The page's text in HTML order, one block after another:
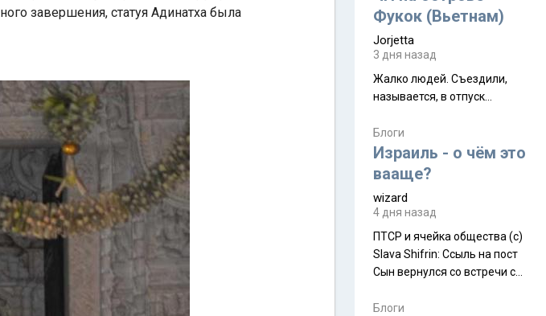
завершения, статуя Адинатха была
Фукок (Вьетнам)
Jorjetta
3 дня назад
Жалко людей. Съездили,
называется, в отпуск...
Блоги
Израиль - о чём это
вааще?
wizard
4 дня назад
ПТСР и ячейка общества (с)
Slava Shifrin: Ссыль на пост
Сын вернулся со встречи с
уже, как демобилизовались,
Блоги